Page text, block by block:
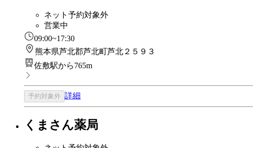
ネット予約対象外
営業中
09:00~17:30
熊本県芦北郡芦北町芦北２５９３
佐敷駅から765m
予約対象外 詳細
くまさん薬局